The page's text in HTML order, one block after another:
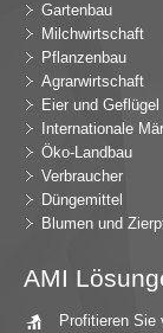
Gartenbau
Milchwirtschaft
Pflanzenbau
Agrarwirtschaft
Eier und Geflügel
Internationale
Öko-Landbau
Verbraucher
Düngemittel
Blumen und
AMI
Profitieren Sie